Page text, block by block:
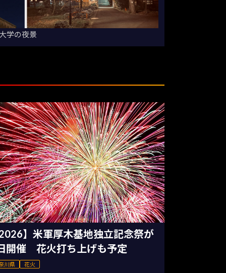
学の夜景
】米軍厚木基地独立記念祭が
開催 花火打ち上げも予定
川県 花火